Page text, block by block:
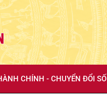
CHÍNH - CHUYỂN ĐỔI SỐ